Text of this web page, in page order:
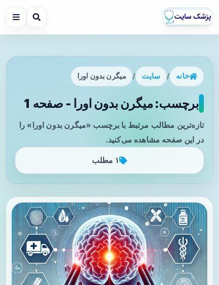
خانه / سایت / میگرن بدون اورا
برچسب: میگرن بدون اورا - صفحه 1
تازه‌ترین مطالب مرتبط با برچسب «میگرن بدون اورا» را
در این صفحه مشاهده می‌کنید.
۱ مطلب